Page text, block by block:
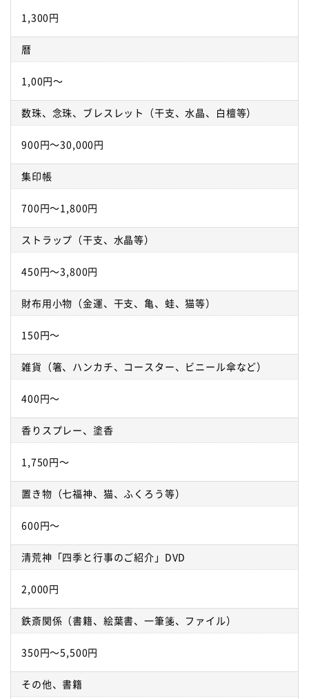
1,300円
暦
1,00円～
数珠、念珠、ブレスレット（干支、水晶、白檀等）
900円～30,000円
集印帳
700円～1,800円
ストラップ（干支、水晶等）
450円～3,800円
財布用小物（金運、干支、亀、蛙、猫等）
150円～
雑貨（箸、ハンカチ、コースター、ビニール傘など）
400円～
香りスプレー、塗香
1,750円～
置き物（七福神、猫、ふくろう等）
600円～
清荒神「四季と行事のご紹介」DVD
2,000円
鉄斎関係（書籍、絵葉書、一筆箋、ファイル）
350円～5,500円
その他、書籍